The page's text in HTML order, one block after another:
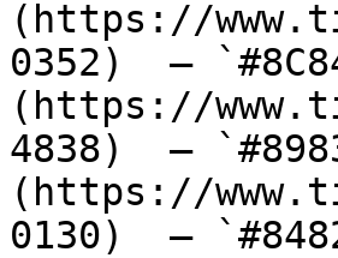
(https://
0352)  —
(https://
4838)  —
(https://
0130)  —